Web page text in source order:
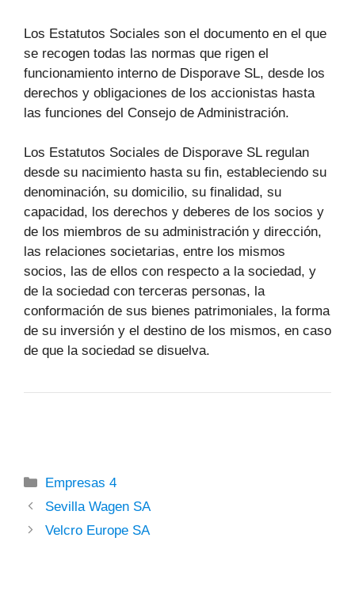
Los Estatutos Sociales son el documento en el que
se recogen todas las normas que rigen el
funcionamiento interno de Disporave SL, desde los
derechos y obligaciones de los accionistas hasta
las funciones del Consejo de Administración.
Los Estatutos Sociales de Disporave SL regulan
desde su nacimiento hasta su fin, estableciendo su
denominación, su domicilio, su finalidad, su
capacidad, los derechos y deberes de los socios y
de los miembros de su administración y dirección,
las relaciones societarias, entre los mismos
socios, las de ellos con respecto a la sociedad, y
de la sociedad con terceras personas, la
conformación de sus bienes patrimoniales, la forma
de su inversión y el destino de los mismos, en caso
de que la sociedad se disuelva.
Categorías
Empresas 4
Sevilla Wagen SA
Velcro Europe SA